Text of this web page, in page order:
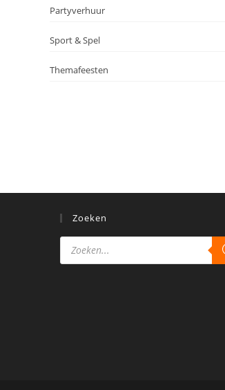
Partyverhuur
Sport & Spel
Themafeesten
Zoeken